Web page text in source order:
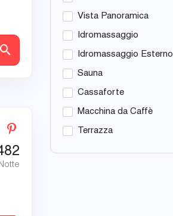
Vista Panoramica
Idromassaggio
Idromassaggio Esterno
Sauna
Cassaforte
Macchina da Caffè
Terrazza